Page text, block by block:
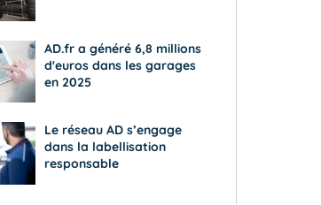
AD.fr a généré 6,8 millions
d'euros dans les garages
en 2025
Le réseau AD s’engage
dans la labellisation
responsable